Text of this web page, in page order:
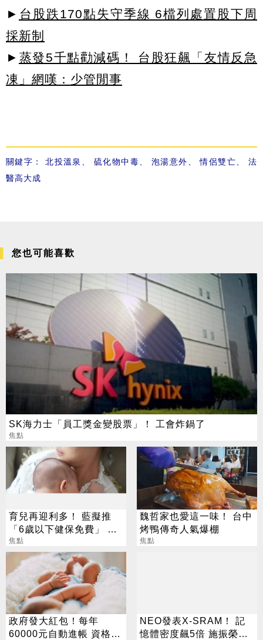
► 台股跌170點失守季線 6檔列處置股下周
採新制
► 蒸發5千點勸減碼！ 台股狂飆「友情反急
凍」網嘆：少管閒事
關鍵字：北投溫泉 硫化物中毒 泡湯意外 、情侶雙亡 、法
醫高大成
您也可能喜歡
SK海力士「員工獎金變股票」！ 工會炸鍋了
焦點
育兒再迎利多！ 藍擬推
「6歲以下健保免費」 每
年減輕近萬元負擔
焦點
魏哲家也愛這一味！ 台中
烤鴨傳奇人氣爆棚
焦點
政府發大紅包！每年
60000元自動進帳 資格一
NEO發表X-SRAM！ 記
憶體密度飆5倍 施振榮：